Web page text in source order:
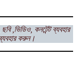
,ভিডিও, কনটেন্ট ব্যবহার
করুন।